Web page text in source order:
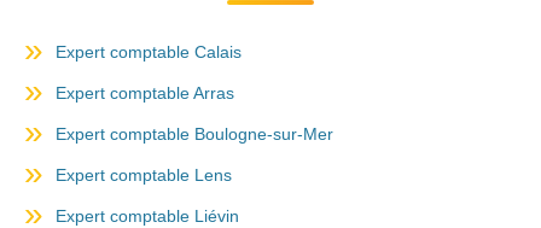
Expert comptable Calais
Expert comptable Arras
Expert comptable Boulogne-sur-Mer
Expert comptable Lens
Expert comptable Liévin